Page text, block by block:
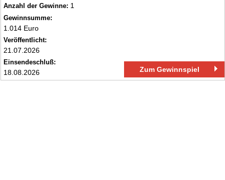
Anzahl der Gewinne: 1
Gewinnsumme:
1.014 Euro
Veröffentlicht:
21.07.2026
Einsendeschluß:
18.08.2026 Zum Gewinnspiel